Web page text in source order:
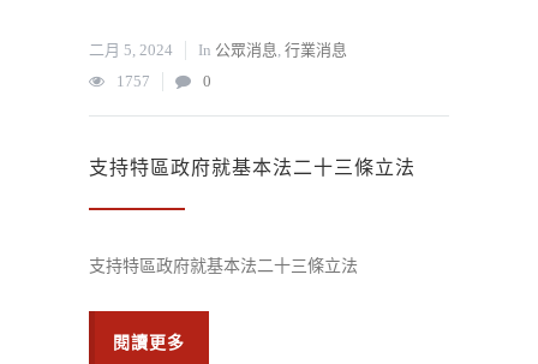
二月 5, 2024 In 公眾消息, 行業消息
1757
0
支持特區政府就基本法二十三條立法
支持特區政府就基本法二十三條立法
閱讀更多